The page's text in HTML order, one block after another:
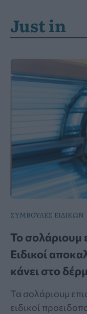
Just in
ΣΥΜΒΟΥΛΕΣ ΕΙΔΙΚΩΝ
Το σολάριουμ
Ειδικοί
κάνει στο
Τα σολάριουμ
ειδικοί